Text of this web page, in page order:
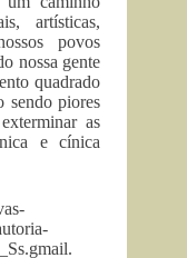
artísticas,
povos
nossa gente
quadrado
sendo piores
as
e cínica